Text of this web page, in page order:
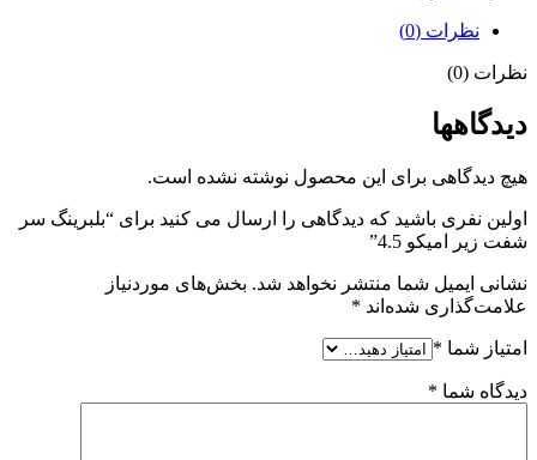
نظرات (0)
نظرات (0)
دیدگاهها
هیچ دیدگاهی برای این محصول نوشته نشده است.
اولین نفری باشید که دیدگاهی را ارسال می کنید برای “بلبرینگ سر
شفت زیر امیکو 4.5”
نشانی ایمیل شما منتشر نخواهد شد. بخش‌های موردنیاز
علامت‌گذاری شده‌اند *
امتیاز شما *
دیدگاه شما *